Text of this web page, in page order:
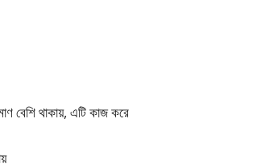
বেশি থাকায়, এটি কাজ করে